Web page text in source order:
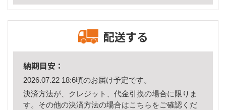
配送する
納期目安：
2026.07.22 18:6頃のお届け予定です。
決済方法が、クレジット、代金引換の場合に限りま
す。その他の決済方法の場合はこちら をご確認くだ